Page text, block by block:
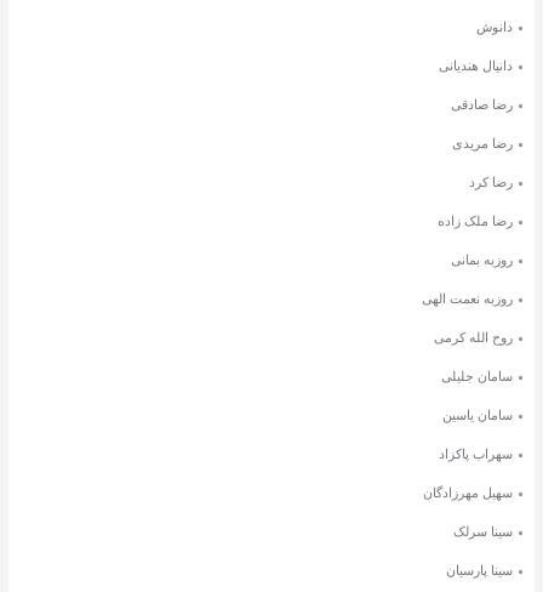
دانوش
دانیال هندیانی
رضا صادقی
رضا مریدی
رضا کرد
رضا ملک زاده
روزبه بمانی
روزبه نعمت الهی
روح الله کرمی
سامان جلیلی
سامان یاسین
سهراب پاکزاد
سهیل مهرزادگان
سینا سرلک
سینا پارسیان